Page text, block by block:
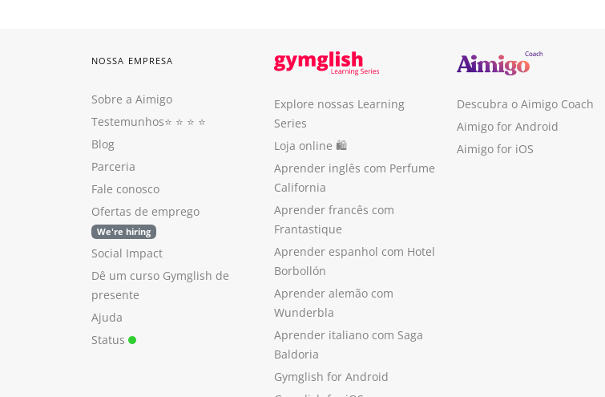
NOSSA EMPRESA
Sobre a Aimigo
Testemunhos⭐️ ⭐️ ⭐️ ⭐️
Blog
Parceria
Fale conosco
Ofertas de emprego
We're hiring
Social Impact
Dê um curso Gymglish de
presente
Ajuda
Status
Explore nossas Learning
Series
Loja online 🛍
Aprender inglês com Perfume
California
Aprender francês com
Frantastique
Aprender espanhol com Hotel
Borbollón
Aprender alemão com
Wunderbla
Aprender italiano com Saga
Baldoria
Gymglish for Android
Descubra o Aimigo Coach
Aimigo for Android
Aimigo for iOS